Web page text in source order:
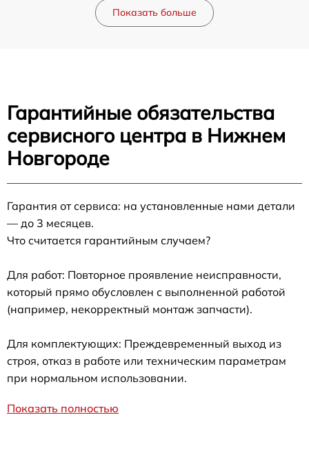
Показать больше
Гарантийные обязательства
сервисного центра в Нижнем
Новгороде
Гарантия от сервиса: на установленные нами детали
— до 3 месяцев.
Что считается гарантийным случаем?
Для работ: Повторное проявление неисправности,
который прямо обусловлен с выполненной работой
(например, некорректный монтаж запчасти).
Для комплектующих: Преждевременный выход из
строя, отказ в работе или техническим параметрам
при нормальном использовании.
Показать полностью